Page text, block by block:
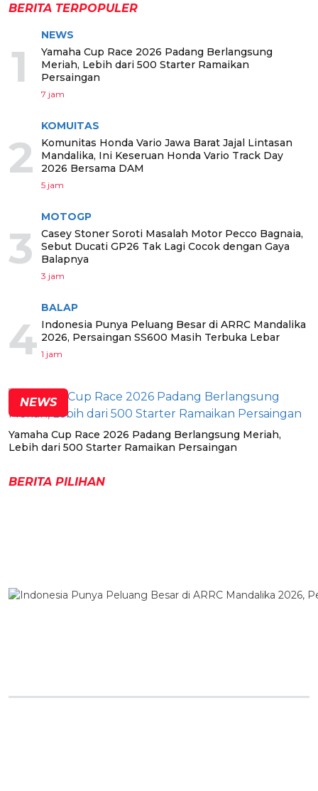
BERITA TERPOPULER
1
NEWS
Yamaha Cup Race 2026 Padang Berlangsung
Meriah, Lebih dari 500 Starter Ramaikan
Persaingan
7 jam
2
KOMUITAS
Komunitas Honda Vario Jawa Barat Jajal Lintasan
Mandalika, Ini Keseruan Honda Vario Track Day
2026 Bersama DAM
5 jam
3
MOTOGP
Casey Stoner Soroti Masalah Motor Pecco Bagnaia,
Sebut Ducati GP26 Tak Lagi Cocok dengan Gaya
Balapnya
3 jam
4
BALAP
Indonesia Punya Peluang Besar di ARRC Mandalika
2026, Persaingan SS600 Masih Terbuka Lebar
1 jam
NEWS
Yamaha Cup Race 2026 Padang Berlangsung Meriah,
Lebih dari 500 Starter Ramaikan Persaingan
BERITA PILIHAN